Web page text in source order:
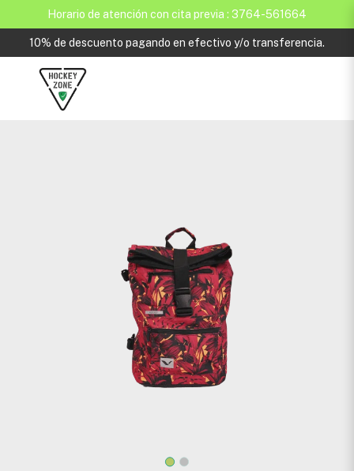
Horario de atención con cita previa : 3764-561664
10% de descuento pagando en efectivo y/o transferencia.